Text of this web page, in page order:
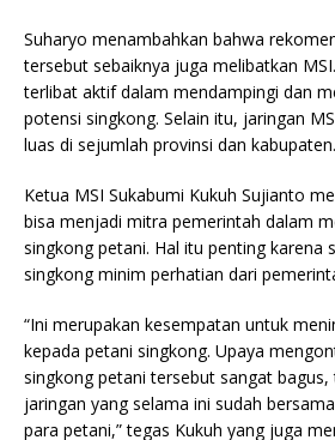
Suharyo menambahkan bahwa
tersebut sebaiknya juga melibatkan
terlibat aktif dalam mendampingi dan
potensi singkong. Selain itu, jaringan
luas di sejumlah provinsi dan kabupaten.
Ketua MSI Sukabumi Kukuh Sujianto
bisa menjadi mitra pemerintah dalam
singkong petani. Hal itu penting karena
singkong minim perhatian dari
“Ini merupakan kesempatan untuk
kepada petani singkong. Upaya
singkong petani tersebut sangat
jaringan yang selama ini sudah
para petani,” tegas Kukuh yang juga